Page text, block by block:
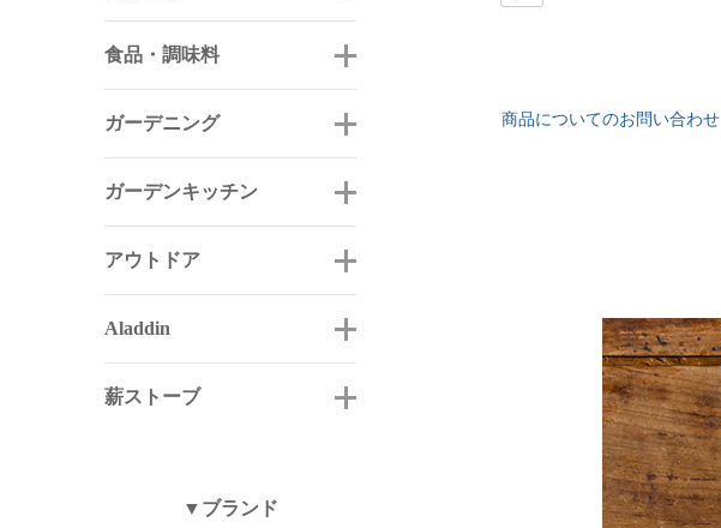
食品・調味料
ガーデニング
ガーデンキッチン
アウトドア
Aladdin
薪ストーブ
▼ブランド
商品についてのお問い合わせ